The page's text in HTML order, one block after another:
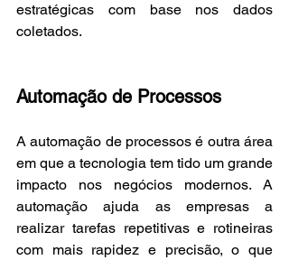
estratégicas com base nos dados
coletados.
Automação de Processos
A automação de processos é outra área
em que a tecnologia tem tido um grande
impacto nos negócios modernos. A
automação ajuda as empresas a
realizar tarefas repetitivas e rotineiras
com mais rapidez e precisão, o que